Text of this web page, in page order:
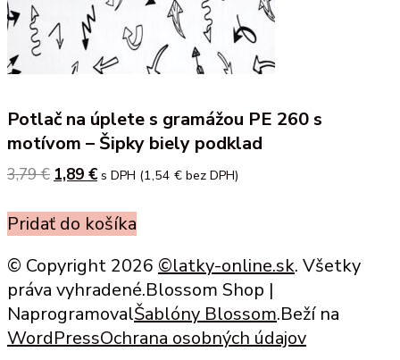
Potlač na úplete s gramážou PE 260 s
motívom – Šipky biely podklad
3,79€ Original
was:
3,79 €.
1,89 €Current
is:
1,89 €.
s DPH (1,54 € bez DPH)
Pridať do košíka
© Copyright 2026 ©latky-online.sk. Všetky
práva vyhradené.Blossom Shop |
NaprogramovalŠablóny Blossom.Beží na
WordPressOchrana osobných údajov